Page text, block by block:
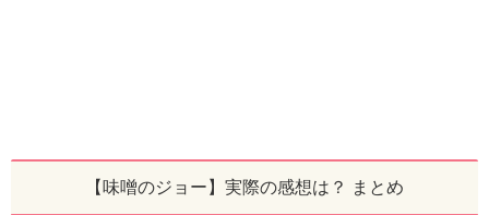
【味噌のジョー】実際の感想は？ まとめ